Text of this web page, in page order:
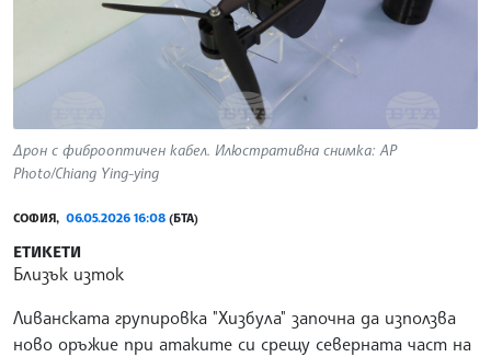
Дрон с фиброоптичен кабел. Илюстративна снимка: AP
Photo/Chiang Ying-ying
СОФИЯ, 06.05.2026 16:08 (БТА)
ЕТИКЕТИ
Близък изток
Ливанската групировка "Хизбула" започна да използва
ново оръжие при атаките си срещу северната част на